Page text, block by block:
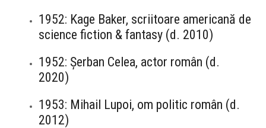
1952: Kage Baker, scriitoare americană de
science fiction & fantasy (d. 2010)
1952: Șerban Celea, actor român (d.
2020)
1953: Mihail Lupoi, om politic român (d.
2012)